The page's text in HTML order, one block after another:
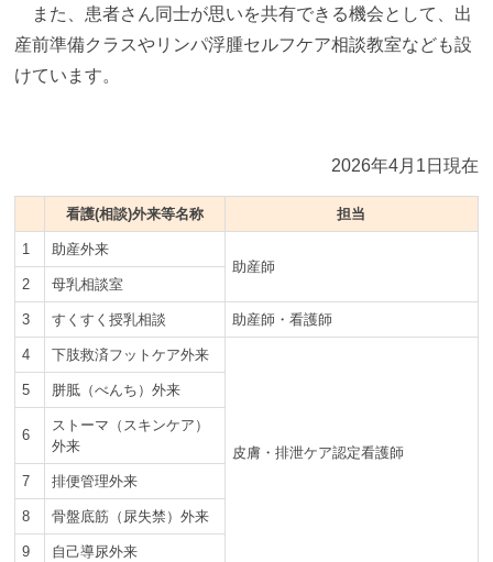
また、患者さん同士が思いを共有できる機会として、出
産前準備クラスやリンパ浮腫セルフケア相談教室なども設
けています。
2026年4月1日現在
看護(相談)外来等名称 担当
1
助産外来
助産師
2
母乳相談室
3 すくすく授乳相談 助産師・看護師
4 下肢救済フットケア外来
皮膚・排泄ケア認定看護師
5 胼胝（べんち）外来
6
ストーマ（スキンケア）
外来
7 排便管理外来
8 骨盤底筋（尿失禁）外来
9 自己導尿外来